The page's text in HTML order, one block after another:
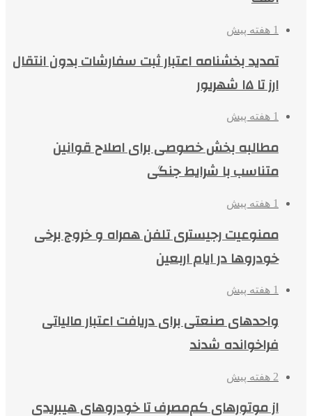
1 هفته پیش
تمدید بخشنامه اعتبار ثبت سفارشات بدون انتقال
ارز تا ۱۵ شهریور
1 هفته پیش
مطالبه بخش خصوصی برای اصلاح قوانین
متناسب با شرایط جنگی
1 هفته پیش
ممنوعیت رجیستری تلفن همراه و خروج برخی
خودروها در ایام اربعین
1 هفته پیش
واحدهای صنعتی برای دریافت اعتبار مالیاتی
فراخوانده شدند
2 هفته پیش
از موتورهای کم‌مصرف تا خودروهای هیبریدی